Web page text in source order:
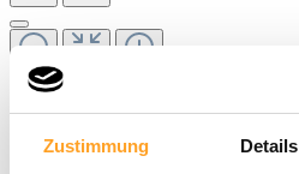
Zustimmung Details